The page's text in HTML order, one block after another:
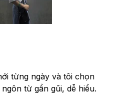
từng ngày và tôi chọn
từ gần gũi, dễ hiểu.